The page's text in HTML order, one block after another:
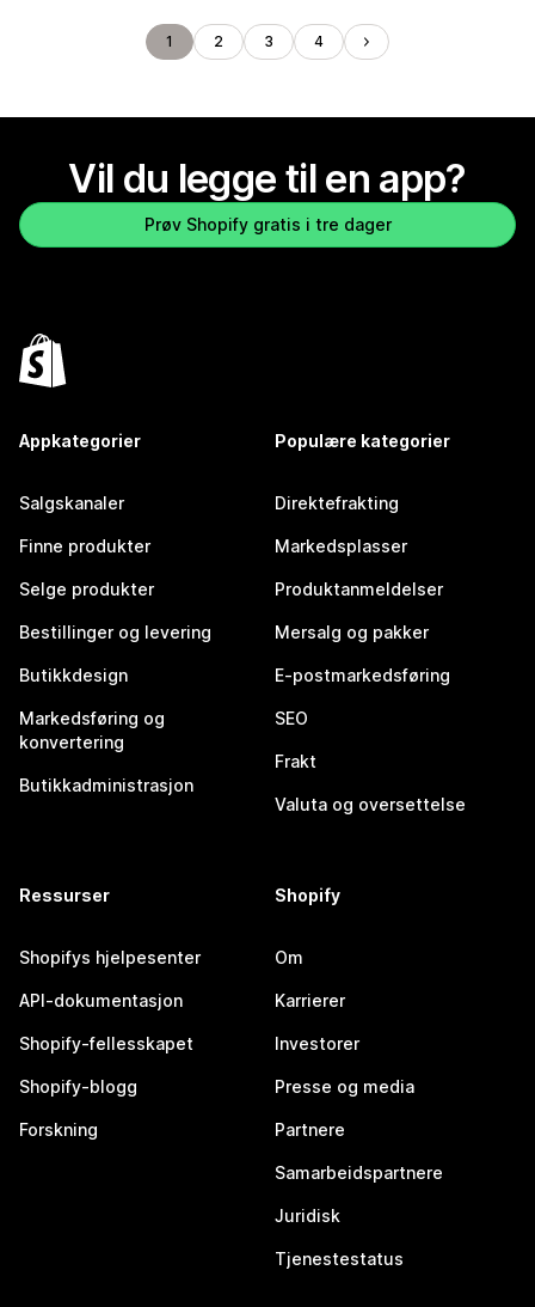
1 2 3 4
Vil du legge til en app?
Prøv Shopify gratis i tre dager
Appkategorier
Salgskanaler
Finne produkter
Selge produkter
Bestillinger og levering
Butikkdesign
Markedsføring og
konvertering
Butikkadministrasjon
Populære kategorier
Direktefrakting
Markedsplasser
Produktanmeldelser
Mersalg og pakker
E-postmarkedsføring
SEO
Frakt
Valuta og oversettelse
Ressurser
Shopifys hjelpesenter
API-dokumentasjon
Shopify-fellesskapet
Shopify-blogg
Forskning
Shopify
Om
Karrierer
Investorer
Presse og media
Partnere
Samarbeidspartnere
Juridisk
Tjenestestatus